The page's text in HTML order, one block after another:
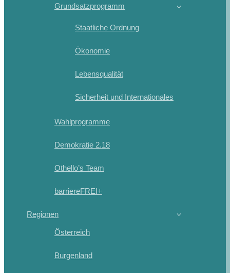
Grundsatzprogramm
Staatliche Ordnung
Ökonomie
Lebensqualität
Sicherheit und Internationales
Wahlprogramme
Demokratie 2.18
Othello’s Team
barriereFREI+
Regionen
Österreich
Burgenland